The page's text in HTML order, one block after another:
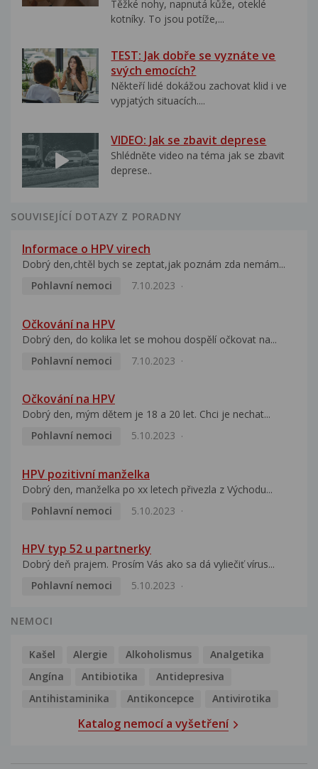
Těžké nohy, napnutá kůže, oteklé
kotníky. To jsou potíže,...
TEST: Jak dobře se vyznáte ve
svých emocích?
Někteří lidé dokážou zachovat klid i ve
vypjatých situacích....
VIDEO: Jak se zbavit deprese
Shlédněte video na téma jak se zbavit
deprese..
SOUVISEJÍCÍ DOTAZY Z PORADNY
Informace o HPV virech
Dobrý den,chtěl bych se zeptat,jak poznám zda nemám...
Pohlavní nemoci
7.10.2023
Očkování na HPV
Dobrý den, do kolika let se mohou dospělí očkovat na...
Pohlavní nemoci
7.10.2023
Očkování na HPV
Dobrý den, mým dětem je 18 a 20 let. Chci je nechat...
Pohlavní nemoci
5.10.2023
HPV pozitivní manželka
Dobrý den, manželka po xx letech přivezla z Východu...
Pohlavní nemoci
5.10.2023
HPV typ 52 u partnerky
Dobrý deň prajem. Prosím Vás ako sa dá vyliečiť vírus...
Pohlavní nemoci
5.10.2023
NEMOCI
Kašel Alergie Alkoholismus
Analgetika
Angína
Antibiotika
Antidepresiva
Antihistaminika
Antikoncepce Antivirotika
Katalog nemocí a vyšetření